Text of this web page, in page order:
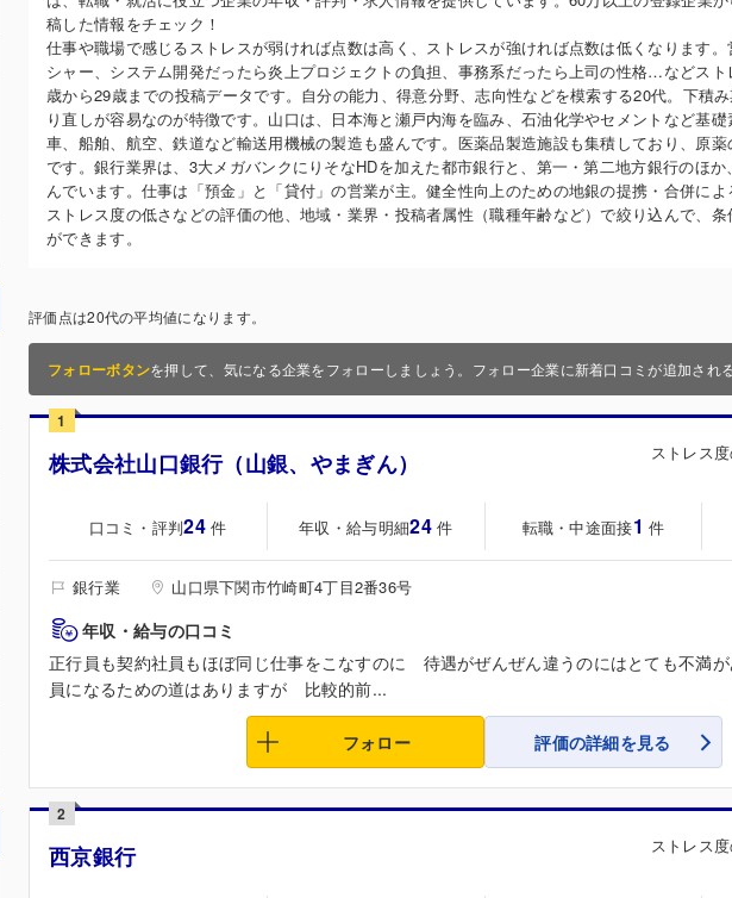
稿した情報をチェック！
仕事や職場で感じるストレスが弱ければ点数は高く、ストレスが強ければ点数は低くなります
シャー、システム開発だったら炎上プロジェクトの負担、事務系だったら上司の性格…などス
歳から29歳までの投稿データです。自分の能力、得意分野、志向性などを模索する20代。下積
り直しが容易なのが特徴です。山口は、日本海と瀬戸内海を臨み、石油化学やセメントなど基
車、船舶、航空、鉄道など輸送用機械の製造も盛んです。医薬品製造施設も集積しており、原
です。銀行業界は、3大メガバンクにりそなHDを加えた都市銀行と、第一・第二地方銀行のほ
んでいます。仕事は「預金」と「貸付」の営業が主。健全性向上のための地銀の提携・合併によ
ストレス度の低さなどの評価の他、地域・業界・投稿者属性（職種年齢など）で絞り込んで、
ができます。
評価点は20代の平均値になります。
フォローボタンを押して、気になる企業をフォローしましょう。フォロー企業に新着口コミが追加され
1
株式会社山口銀行（山銀、やまぎん） ストレス
口コミ・評判24 件 年収・給与明細24 件 転職・中途面接1 件
銀行業 山口県下関市竹崎町4丁目2番36号
年収・給与の口コミ
正行員も契約社員もほぼ同じ仕事をこなすのに 待遇がぜんぜん違うのにはとても不満
員になるための道はありますが 比較的前...
フォロー 評価の詳細を見る
2
西京銀行 ストレス